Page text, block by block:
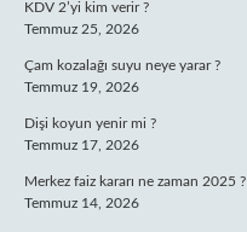
KDV 2’yi kim verir ?
Temmuz 25, 2026
Çam kozalağı suyu neye yarar ?
Temmuz 19, 2026
Dişi koyun yenir mi ?
Temmuz 17, 2026
Merkez faiz kararı ne zaman 2025 ?
Temmuz 14, 2026